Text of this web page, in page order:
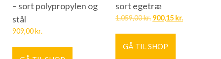
– sort polypropylen og
stål
909,00kr.
sort egetræ
1.059,00kr. 900,15 kr.
GÅ TIL SHOP